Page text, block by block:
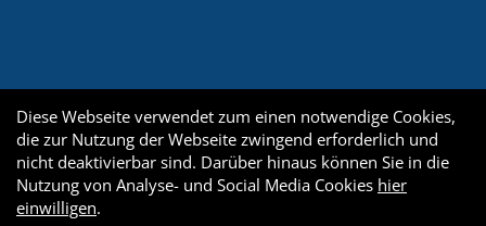
Diese Webseite verwendet zum einen notwendige Cookies,
die zur Nutzung der Webseite zwingend erforderlich und
nicht deaktivierbar sind. Darüber hinaus können Sie in die
Nutzung von Analyse- und Social Media Cookies hier
einwilligen.